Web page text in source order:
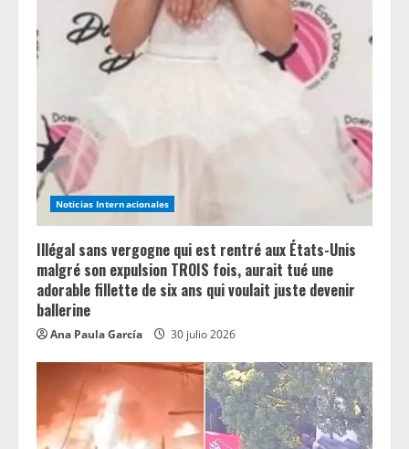
e
d
i
n
g
Noticias Internacionales
Illégal sans vergogne qui est rentré aux États-Unis
malgré son expulsion TROIS fois, aurait tué une
adorable fillette de six ans qui voulait juste devenir
ballerine
Ana Paula García 30 julio 2026